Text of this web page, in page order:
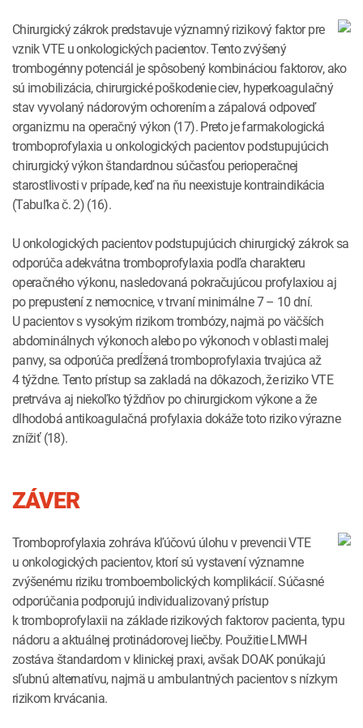
Chirurgický zákrok predstavuje významný rizikový faktor pre
vznik VTE u onkologických pacientov. Tento zvýšený
trombogénny potenciál je spôsobený kombináciou faktorov, ako
sú imobilizácia, chirurgické poškodenie ciev, hyperkoagulačný
stav vyvolaný nádorovým ochorením a zápalová odpoveď
organizmu na operačný výkon (17). Preto je farmakologická
tromboprofylaxia u onkologických pacientov podstupujúcich
chirurgický výkon štandardnou súčasťou perioperačnej
starostlivosti v prípade, keď na ňu neexistuje kontraindikácia
(Tabuľka č. 2) (16).
U onkologických pacientov podstupujúcich chirurgický zákrok sa
odporúča adekvátna tromboprofylaxia podľa charakteru
operačného výkonu, nasledovaná pokračujúcou profylaxiou aj
po prepustení z nemocnice, v trvaní minimálne 7 – 10 dní.
U pacientov s vysokým rizikom trombózy, najmä po väčších
abdominálnych výkonoch alebo po výkonoch v oblasti malej
panvy, sa odporúča predĺžená tromboprofylaxia trvajúca až
4 týždne. Tento prístup sa zakladá na dôkazoch, že riziko VTE
pretrváva aj niekoľko týždňov po chirurgickom výkone a že
dlhodobá antikoagulačná profylaxia dokáže toto riziko výrazne
znížiť (18).
ZÁVER
Tromboprofylaxia zohráva kľúčovú úlohu v prevencii VTE
u onkologických pacientov, ktorí sú vystavení významne
zvýšenému riziku tromboembolických komplikácií. Súčasné
odporúčania podporujú individualizovaný prístup
k tromboprofylaxii na základe rizikových faktorov pacienta, typu
nádoru a aktuálnej protinádorovej liečby. Použitie LMWH
zostáva štandardom v klinickej praxi, avšak DOAK ponúkajú
sľubnú alternatívu, najmä u ambulantných pacientov s nízkym
rizikom krvácania.